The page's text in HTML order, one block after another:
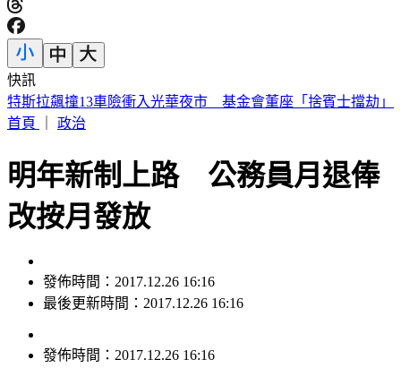
快訊
台美混血重砲「龍仔」轉戰馬林魚！總管盛讚：快升大聯盟了
首頁
政治
明年新制上路 公務員月退俸
改按月發放
發佈時間：2017.12.26 16:16
最後更新時間：2017.12.26 16:16
發佈時間： 2017.12.26 16:16